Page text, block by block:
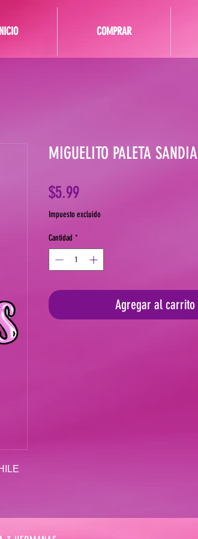
INICIO COMPRAR
MIGUELITO PALETA SANDIA
$5.99Precio
Impuesto excluido
Cantidad *
Agregar al carrito